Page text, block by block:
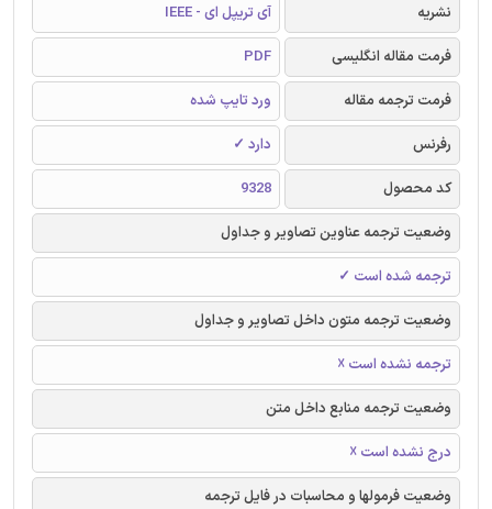
نشریه
آی تریپل ای - IEEE
فرمت مقاله انگلیسی
PDF
فرمت ترجمه مقاله
ورد تایپ شده
رفرنس
دارد ✓
کد محصول
9328
وضعیت ترجمه عناوین تصاویر و جداول
ترجمه شده است ✓
وضعیت ترجمه متون داخل تصاویر و جداول
ترجمه نشده است ☓
وضعیت ترجمه منابع داخل متن
درج نشده است ☓
وضعیت فرمولها و محاسبات در فایل ترجمه